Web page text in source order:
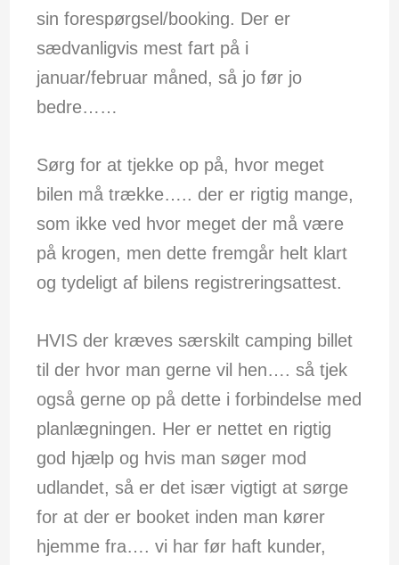
sin forespørgsel/booking. Der er
sædvanligvis mest fart på i
januar/februar måned, så jo før jo
bedre……
Sørg for at tjekke op på, hvor meget
bilen må trække….. der er rigtig mange,
som ikke ved hvor meget der må være
på krogen, men dette fremgår helt klart
og tydeligt af bilens registreringsattest.
HVIS der kræves særskilt camping billet
til der hvor man gerne vil hen…. så tjek
også gerne op på dette i forbindelse med
planlægningen. Her er nettet en rigtig
god hjælp og hvis man søger mod
udlandet, så er det især vigtigt at sørge
for at der er booket inden man kører
hjemme fra…. vi har før haft kunder,